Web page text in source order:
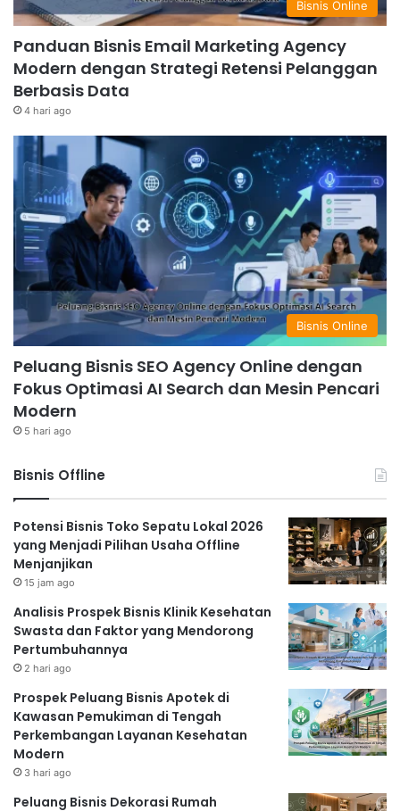
Bisnis Online
Panduan Bisnis Email Marketing Agency
Modern dengan Strategi Retensi Pelanggan
Berbasis Data
4 hari ago
Bisnis Online
Peluang Bisnis SEO Agency Online dengan
Fokus Optimasi AI Search dan Mesin Pencari
Modern
5 hari ago
Bisnis Offline
Potensi Bisnis Toko Sepatu Lokal 2026
yang Menjadi Pilihan Usaha Offline
Menjanjikan
15 jam ago
Analisis Prospek Bisnis Klinik Kesehatan
Swasta dan Faktor yang Mendorong
Pertumbuhannya
2 hari ago
Prospek Peluang Bisnis Apotek di
Kawasan Pemukiman di Tengah
Perkembangan Layanan Kesehatan
Modern
3 hari ago
Peluang Bisnis Dekorasi Rumah